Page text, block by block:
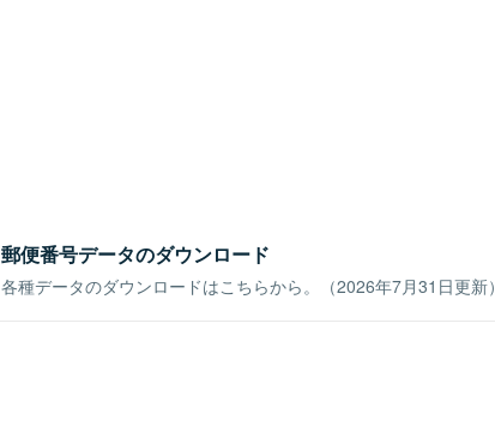
郵便番号データのダウンロード
各種データのダウンロードはこちらから。（2026年7月31日更新）